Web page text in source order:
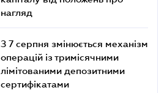
нагляд
З 7 серпня змінюється механізм
операцій із тримісячними
лімітованими депозитними
сертифікатами